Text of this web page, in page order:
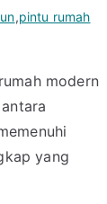
,pintu rumah
modern
yang